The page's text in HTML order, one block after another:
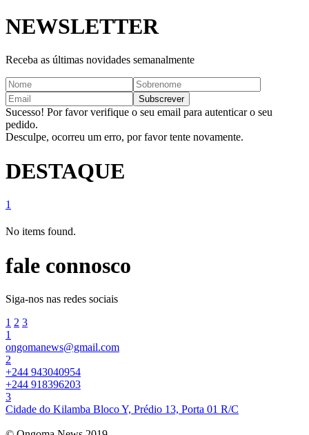
NEWSLETTER
Receba as últimas novidades semanalmente
Sucesso! Por favor verifique o seu email para autenticar o seu
pedido.
Desculpe, ocorreu um erro, por favor tente novamente.
DESTAQUE
1
No items found.
fale connosco
Siga-nos nas redes sociais
1 2 3
1
ongomanews@gmail.com
2
+244 943040954
+244 918396203
3
Cidade do Kilamba Bloco Y, Prédio 13, Porta 01 R/C